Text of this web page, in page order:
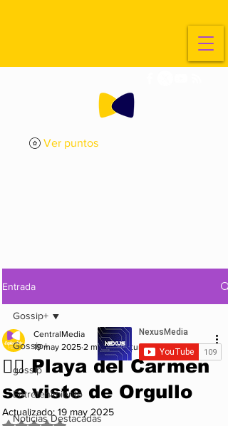
Ver puntos
Entrada
Gossip+
gossip
Entretenimiento
Noticias Destacadas
Gossip+
🏳️‍🌈 Playa del Carmen
se viste de Orgullo
CentralMedia
19 may 2025 2 min de lectura
Actualizado: 19 may 2025